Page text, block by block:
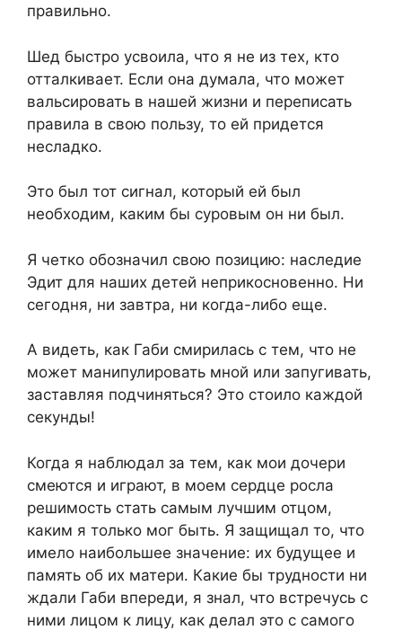
правильно.
Шед быстро усвоила, что я не из тех, кто
отталкивает. Если она думала, что может
вальсировать в нашей жизни и переписать
правила в свою пользу, то ей придется
несладко.
Это был тот сигнал, который ей был
необходим, каким бы суровым он ни был.
Я четко обозначил свою позицию: наследие
Эдит для наших детей неприкосновенно. Ни
сегодня, ни завтра, ни когда-либо еще.
А видеть, как Габи смирилась с тем, что не
может манипулировать мной или запугивать,
заставляя подчиняться? Это стоило каждой
секунды!
Когда я наблюдал за тем, как мои дочери
смеются и играют, в моем сердце росла
решимость стать самым лучшим отцом,
каким я только мог быть. Я защищал то, что
имело наибольшее значение: их будущее и
память об их матери. Какие бы трудности ни
ждали Габи впереди, я знал, что встречусь с
ними лицом к лицу, как делал это с самого